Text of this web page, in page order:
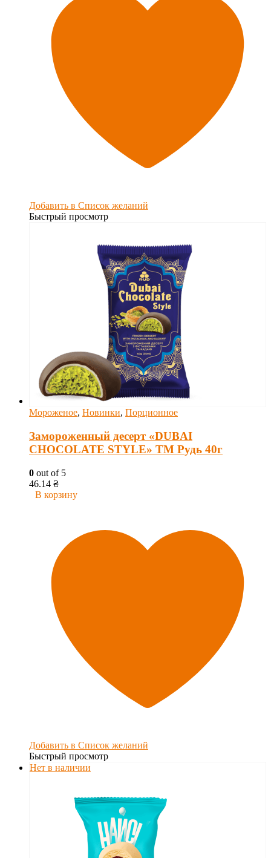
Добавить в Список желаний
Быстрый просмотр
Мороженое, Новинки, Порционное
Замороженный десерт «DUBAI
CHOCOLATE STYLE» ТМ Рудь 40г
0 out of 5
46.14 ₴
В корзину
Добавить в Список желаний
Быстрый просмотр
Нет в наличии